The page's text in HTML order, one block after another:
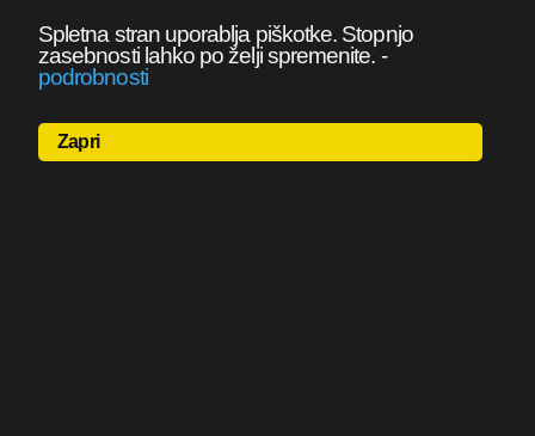
Spletna stran uporablja piškotke. Stopnjo
zasebnosti lahko po želji spremenite. -
podrobnosti
Zapri